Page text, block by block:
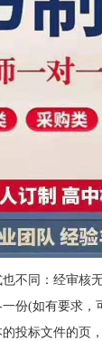
不同：经审核
份(如有要求，
投标文件的页